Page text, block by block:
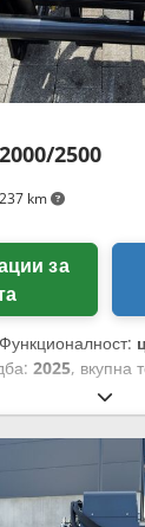
km
2500
2025, вкупна
, вкупна должина:
2.000